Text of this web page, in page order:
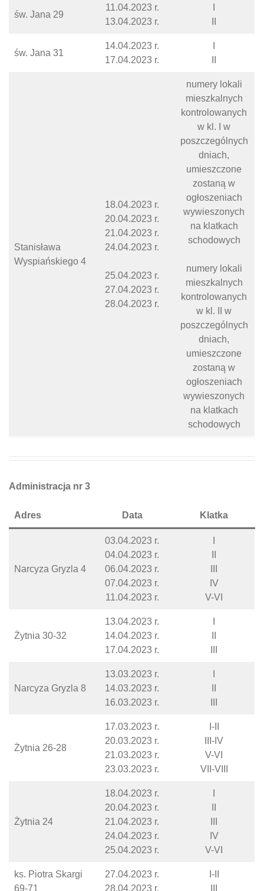
św. Jana 29
11.04.2023 r.
13.04.2023 r.
św. Jana 31
14.04.2023 r.
17.04.2023 r.
Stanisława
Wyspiańskiego 4
18.04.2023 r.
20.04.2023 r.
21.04.2023 r.
24.04.2023 r.
25.04.2023 r.
27.04.2023 r.
28.04.2023 r.
numery lokali
mieszkalnych
kontrolowanych
w kl. I w
poszczególnych
dniach,
umieszczone
zostaną w
ogłoszeniach
wywieszonych
na klatkach
schodowych
numery lokali
mieszkalnych
kontrolowanych
w kl. II w
poszczególnych
dniach,
umieszczone
zostaną w
ogłoszeniach
wywieszonych
na klatkach
schodowych
Administracja nr 3
Adres Data Klatka
Narcyza Gryzla 4
03.04.2023 r.
04.04.2023 r.
06.04.2023 r.
07.04.2023 r.
11.04.2023 r.
IV
V-VI
Żytnia 30-32
13.04.2023 r.
14.04.2023 r.
17.04.2023 r.
Narcyza Gryzla 8
13.03.2023 r.
14.03.2023 r.
16.03.2023 r.
Żytnia 26-28
17.03.2023 r.
20.03.2023 r.
21.03.2023 r.
23.03.2023 r.
I-II
III-IV
V-VI
VII-VIII
Żytnia 24
18.04.2023 r.
20.04.2023 r.
21.04.2023 r.
24.04.2023 r.
25.04.2023 r.
IV
V-VI
ks. Piotra Skargi
69-71
27.04.2023 r.
28.04.2023 r.
I-II